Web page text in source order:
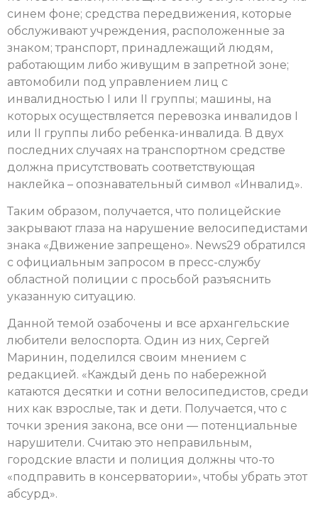
синем фоне; средства передвижения, которые
обслуживают учреждения, расположенные за
знаком; транспорт, принадлежащий людям,
работающим либо живущим в запретной зоне;
автомобили под управлением лиц с
инвалидностью I или II группы; машины, на
которых осуществляется перевозка инвалидов I
или II группы либо ребенка-инвалида. В двух
последних случаях на транспортном средстве
должна присутствовать соответствующая
наклейка – опознавательный символ «Инвалид».
Таким образом, получается, что полицейские
закрывают глаза на нарушение велосипедистами
знака «Движение запрещено». News29 обратился
с официальным запросом в пресс-службу
областной полиции с просьбой разъяснить
указанную ситуацию.
Данной темой озабочены и все архангельские
любители велоспорта. Один из них, Сергей
Маринин, поделился своим мнением с
редакцией. «Каждый день по набережной
катаются десятки и сотни велосипедистов, среди
них как взрослые, так и дети. Получается, что с
точки зрения закона, все они — потенциальные
нарушители. Считаю это неправильным,
городские власти и полиция должны что-то
«подправить в консерватории», чтобы убрать этот
абсурд».